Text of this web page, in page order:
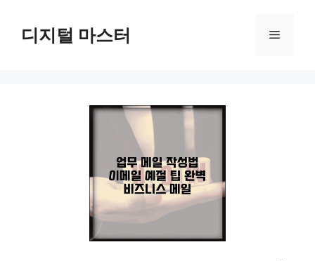
디지털 마스터 메